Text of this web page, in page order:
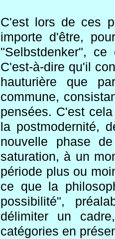
C'est lors de ces
importe d'être,
"Selbstdenker",
C'est-à-dire qu'il
hauturière que
commune,
pensées. C'est
la postmodernité,
nouvelle phase
saturation, à un
période plus ou
ce que la
possibilité",
délimiter un
catégories en